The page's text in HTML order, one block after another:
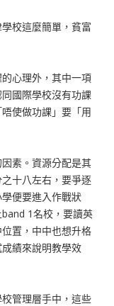
校這麼簡單，貧富
心理外，其中一項
國際學校沒有功課
使做功課」要「用
素。資源分配是其
十八左右，要爭逐
便要進入作戰狀
1名校，要讀英
置，中中也想升格
績來說明教學效
管理層手中，這些